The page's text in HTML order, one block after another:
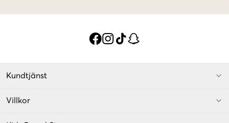
Kundtjänst
Villkor